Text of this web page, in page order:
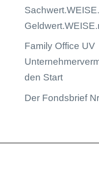
Family Office UV
den Start
Der Fondsbrief